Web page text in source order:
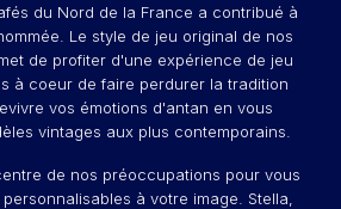
du Nord de la France a contribué à
Le style de jeu original de nos
de profiter d'une expérience de jeu
à coeur de faire perdurer la tradition
vos émotions d'antan en vous
vintages aux plus contemporains.
de nos préoccupations pour vous
à votre image. Stella,